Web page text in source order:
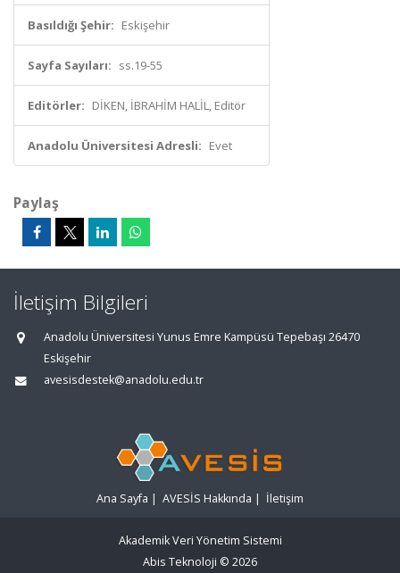
Basıldığı Şehir: Eskişehir
Sayfa Sayıları: ss.19-55
Editörler: DİKEN, İBRAHİM HALİL, Editör
Anadolu Üniversitesi Adresli: Evet
Paylaş
İletişim Bilgileri
Anadolu Üniversitesi Yunus Emre Kampüsü Tepebaşı 26470
Eskişehir
avesisdestek@anadolu.edu.tr
Ana Sayfa | AVESİS Hakkında | İletişim
Akademik Veri Yönetim Sistemi
Abis Teknoloji © 2026